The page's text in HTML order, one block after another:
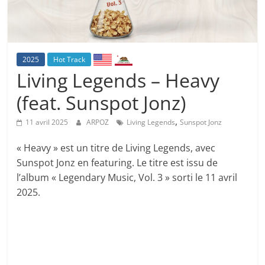
2025 Hot Track
Living Legends – Heavy
(feat. Sunspot Jonz)
11 avril 2025 ARPOZ Living Legends,Sunspot Jonz
« Heavy » est un titre de Living Legends, avec
Sunspot Jonz en featuring. Le titre est issu de
l’album « Legendary Music, Vol. 3 » sorti le 11 avril
2025.